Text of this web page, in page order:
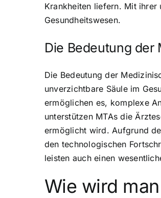
Krankheiten liefern. Mit ihrer
Gesundheitswesen.
Die Bedeutung der
Die Bedeutung der
unverzichtbare Säule im
ermöglichen es, komplexe
unterstützen MTAs die
ermöglicht wird. Aufgrund
den technologischen
leisten auch einen
Wie wird